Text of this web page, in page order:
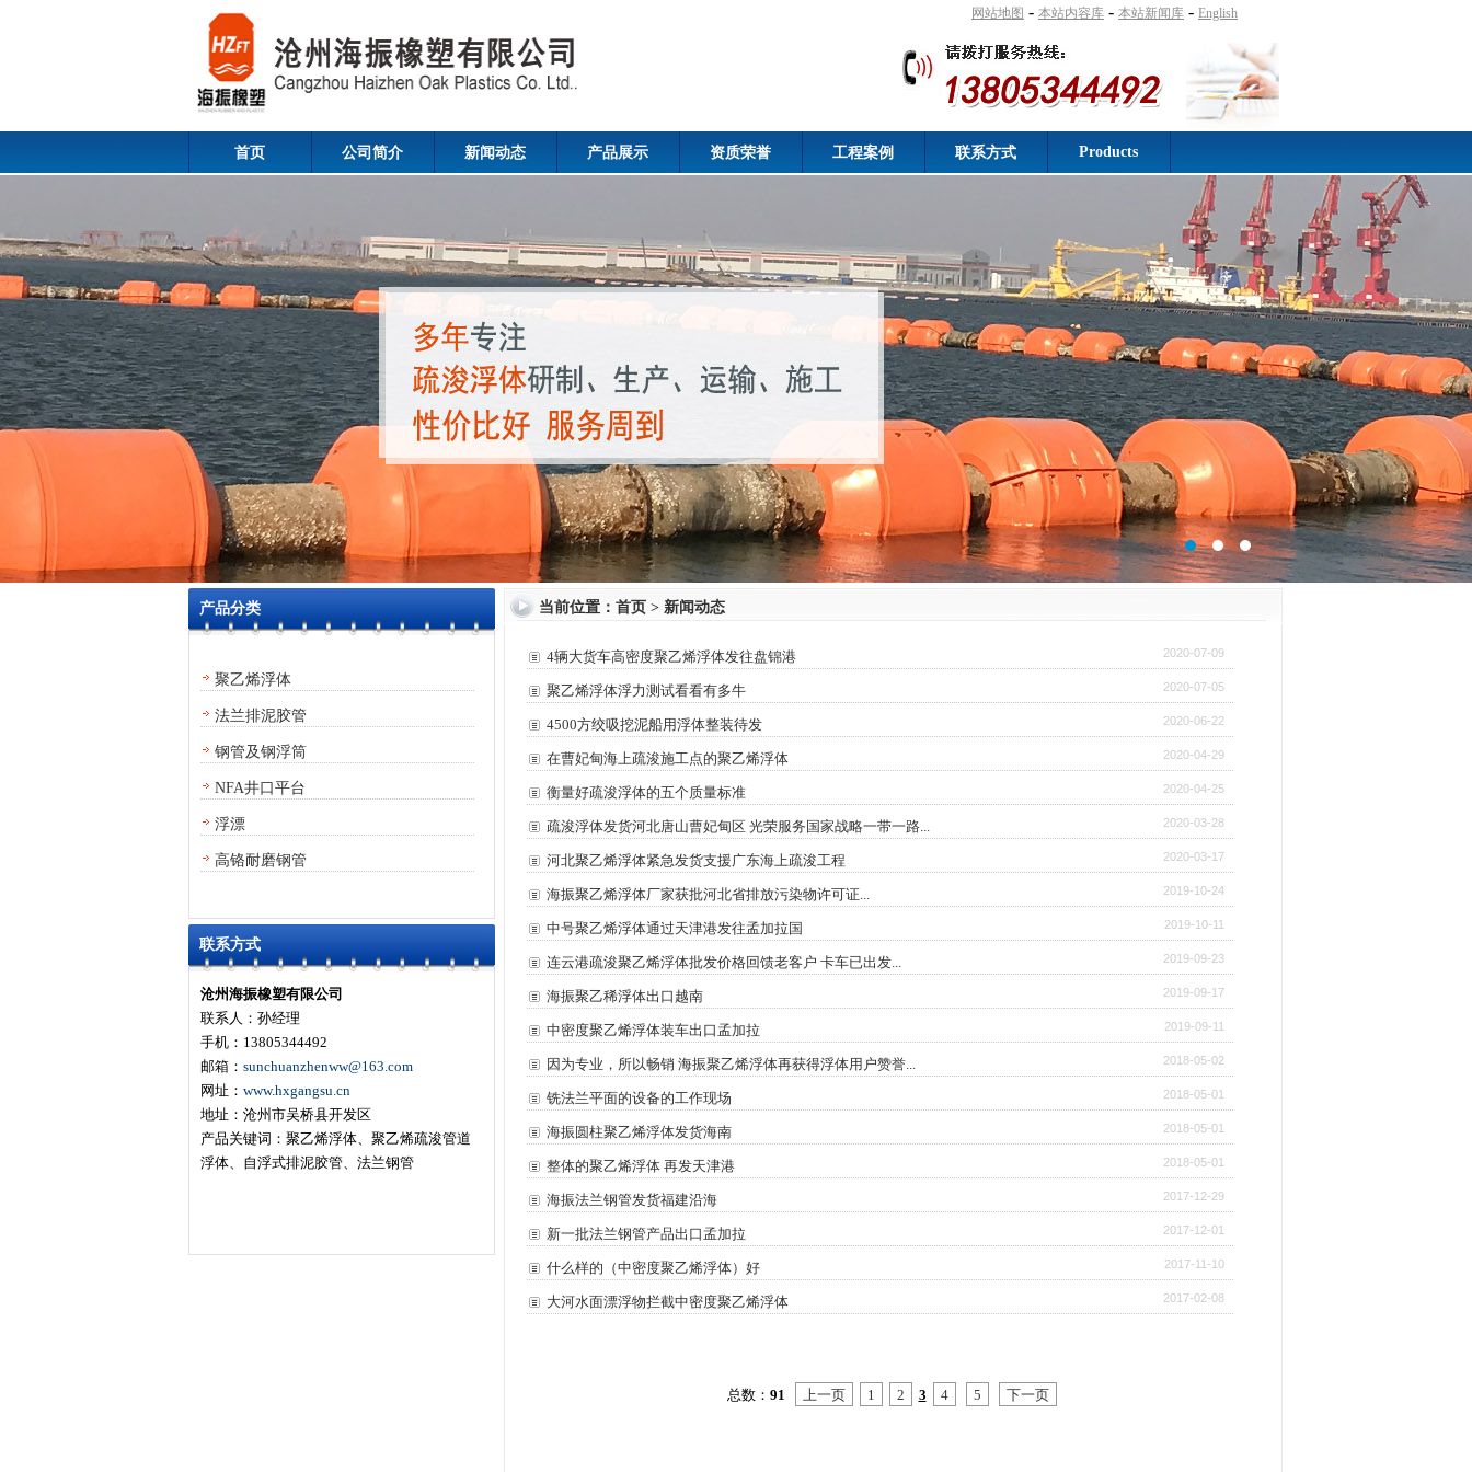
网站地图 - 本站内容库 - 本站新闻库 - English
首页 公司简介 新闻动态 产品展示 资质荣誉 工程案例 联系方式 Products
产品分类
聚乙烯浮体
法兰排泥胶管
钢管及钢浮筒
NFA井口平台
浮漂
高铬耐磨钢管
联系方式
沧州海振橡塑有限公司
联系人：孙经理
手机：13805344492
邮箱： sunchuanzhenww@163.com
网址： www.hxgangsu.cn
地址：沧州市吴桥县开发区
产品关键词：聚乙烯浮体、聚乙烯疏浚管道
浮体、自浮式排泥胶管、法兰钢管
当前位置： 首页 > 新闻动态
2020-07-09
4辆大货车高密度聚乙烯浮体发往盘锦港
2020-07-05
聚乙烯浮体浮力测试看看有多牛
2020-06-22
4500方绞吸挖泥船用浮体整装待发
2020-04-29
在曹妃甸海上疏浚施工点的聚乙烯浮体
2020-04-25
衡量好疏浚浮体的五个质量标准
2020-03-28
疏浚浮体发货河北唐山曹妃甸区 光荣服务国家战略一带一路...
2020-03-17
河北聚乙烯浮体紧急发货支援广东海上疏浚工程
2019-10-24
海振聚乙烯浮体厂家获批河北省排放污染物许可证...
2019-10-11
中号聚乙烯浮体通过天津港发往孟加拉国
2019-09-23
连云港疏浚聚乙烯浮体批发价格回馈老客户 卡车已出发...
2019-09-17
海振聚乙稀浮体出口越南
2019-09-11
中密度聚乙烯浮体装车出口孟加拉
2018-05-02
因为专业，所以畅销 海振聚乙烯浮体再获得浮体用户赞誉...
2018-05-01
铣法兰平面的设备的工作现场
2018-05-01
海振圆柱聚乙烯浮体发货海南
2018-05-01
整体的聚乙烯浮体 再发天津港
2017-12-29
海振法兰钢管发货福建沿海
2017-12-01
新一批法兰钢管产品出口孟加拉
2017-11-10
什么样的（中密度聚乙烯浮体）好
2017-02-08
大河水面漂浮物拦截中密度聚乙烯浮体
总数： 91 上一页 1 2 3 4 5 下一页